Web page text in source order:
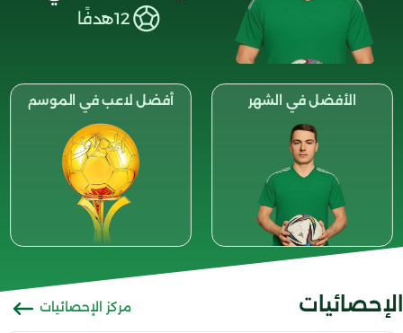
12هدفًا
الأفضل في الشهر أفضل لاعب في الموسم
الإحصائيات مركز الإحصائيات